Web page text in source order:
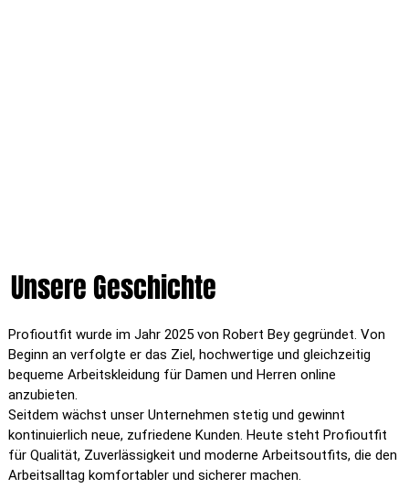
Unsere Geschichte
Profioutfit wurde im Jahr 2025 von Robert Bey gegründet. Von
Beginn an verfolgte er das Ziel, hochwertige und gleichzeitig
bequeme Arbeitskleidung für Damen und Herren online
anzubieten.
Seitdem wächst unser Unternehmen stetig und gewinnt
kontinuierlich neue, zufriedene Kunden. Heute steht Profioutfit
für Qualität, Zuverlässigkeit und moderne Arbeitsoutfits, die den
Arbeitsalltag komfortabler und sicherer machen.